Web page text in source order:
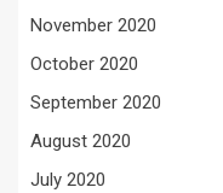
November 2020
October 2020
September 2020
August 2020
July 2020